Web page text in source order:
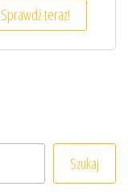
Sprawdź teraz!
Szukaj